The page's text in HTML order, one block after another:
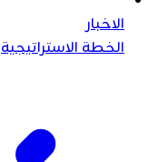
الاخبار
الخطة الاستراتيجية